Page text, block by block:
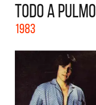
TODO A
1983